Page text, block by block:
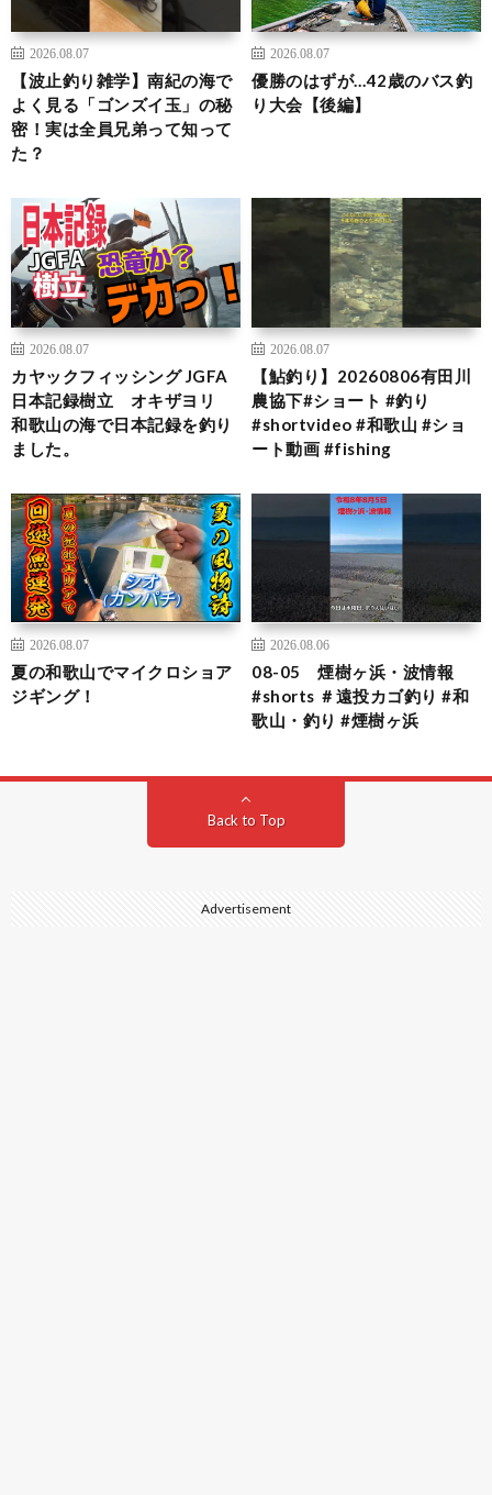
2026.08.07
【波止釣り雑学】南紀の海で
よく見る「ゴンズイ玉」の秘
密！実は全員兄弟って知って
た？
2026.08.07
優勝のはずが…42歳のバス釣
り大会【後編】
2026.08.07
カヤックフィッシング JGFA
日本記録樹立 オキザヨリ
和歌山の海で日本記録を釣り
ました。
2026.08.07
【鮎釣り】20260806有田川
農協下#ショート #釣り
#shortvideo #和歌山 #ショ
ート動画 #fishing
2026.08.07
夏の和歌山でマイクロショア
ジギング！
2026.08.06
08-05 煙樹ヶ浜・波情報
#shorts ＃遠投カゴ釣り #和
歌山・釣り #煙樹ヶ浜
Back to Top
Advertisement